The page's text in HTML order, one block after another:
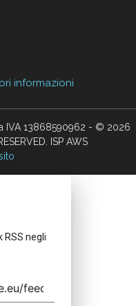
informazioni
IVA 13868590962 - © 2026
ISP AWS
RSS negli